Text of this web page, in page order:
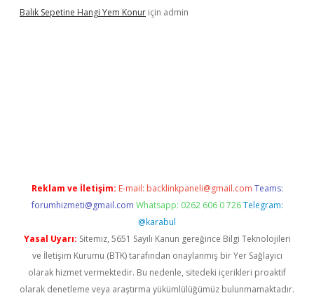
Balık Sepetine Hangi Yem Konur için admin
Reklam ve İletişim: E-mail: backlinkpaneli@gmail.com Teams:
forumhizmeti@gmail.com Whatsapp: 0262 606 0 726 Telegram:
@karabul
Yasal Uyarı: Sitemiz, 5651 Sayılı Kanun gereğince Bilgi Teknolojileri
ve İletişim Kurumu (BTK) tarafından onaylanmış bir Yer Sağlayıcı
olarak hizmet vermektedir. Bu nedenle, sitedeki içerikleri proaktif
olarak denetleme veya araştırma yükümlülüğümüz bulunmamaktadır.